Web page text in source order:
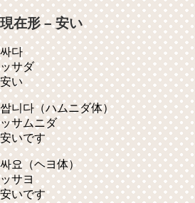
現在形 – 安い
싸다
ッサダ
安い
쌉니다（ハムニダ体）
ッサムニダ
安いです
싸요（ヘヨ体）
ッサヨ
安いです